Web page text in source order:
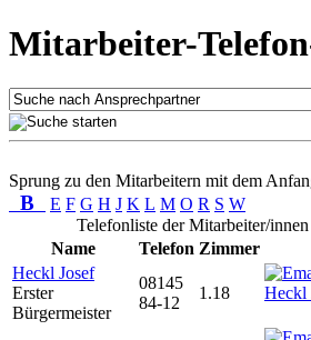
Mitarbeiter-
Sprung zu den Mitarbeitern mit dem
B E F G H J K L M O R S W
Telefonliste der Mitarbeiter/
Name
Telefon Zimmer
Heckl Josef
Erster
Bürgermeister
08145
84-12
1.18